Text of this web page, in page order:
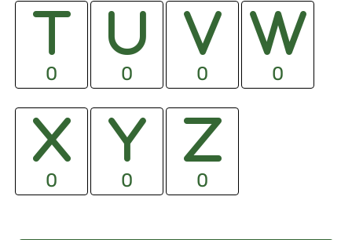
0 0 0 0
0 0 0